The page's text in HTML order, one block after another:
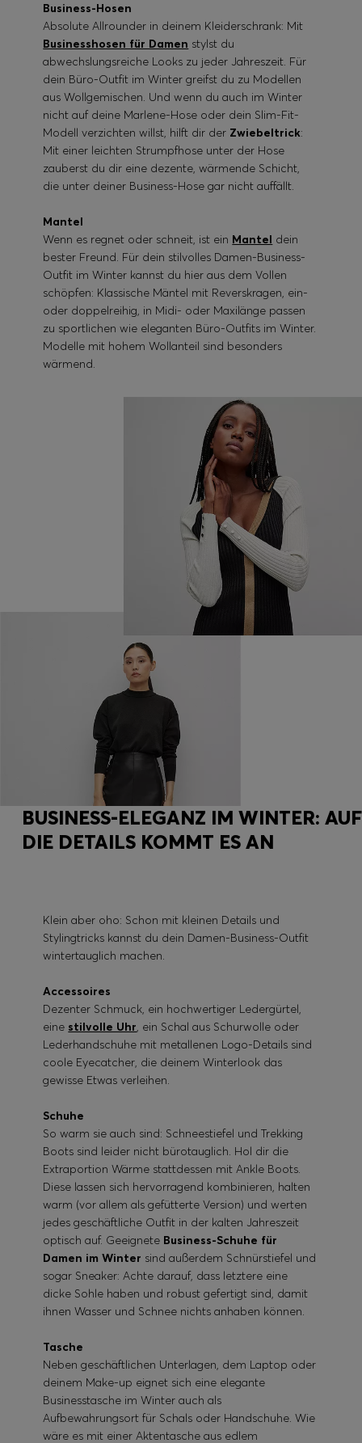
Business-Hosen
Absolute Allrounder in deinem Kleiderschrank: Mit
Businesshosen für Damen stylst du
abwechslungsreiche Looks zu jeder Jahreszeit. Für
dein Büro-Outfit im Winter greifst du zu Modellen
aus Wollgemischen. Und wenn du auch im Winter
nicht auf deine Marlene-Hose oder dein Slim-Fit-
Modell verzichten willst, hilft dir der Zwiebeltrick:
Mit einer leichten Strumpfhose unter der Hose
zauberst du dir eine dezente, wärmende Schicht,
die unter deiner Business-Hose gar nicht auffällt.
Mantel
Wenn es regnet oder schneit, ist ein Mantel dein
bester Freund. Für dein stilvolles Damen-Business-
Outfit im Winter kannst du hier aus dem Vollen
schöpfen: Klassische Mäntel mit Reverskragen, ein-
oder doppelreihig, in Midi- oder Maxilänge passen
zu sportlichen wie eleganten Büro-Outfits im Winter.
Modelle mit hohem Wollanteil sind besonders
wärmend.
BUSINESS-ELEGANZ IM WINTER: AUF
DIE DETAILS KOMMT ES AN
Klein aber oho: Schon mit kleinen Details und
Stylingtricks kannst du dein Damen-Business-Outfit
wintertauglich machen.
Accessoires
Dezenter Schmuck, ein hochwertiger Ledergürtel,
eine stilvolle Uhr, ein Schal aus Schurwolle oder
Lederhandschuhe mit metallenen Logo-Details sind
coole Eyecatcher, die deinem Winterlook das
gewisse Etwas verleihen.
Schuhe
So warm sie auch sind: Schneestiefel und Trekking
Boots sind leider nicht bürotauglich. Hol dir die
Extraportion Wärme stattdessen mit Ankle Boots.
Diese lassen sich hervorragend kombinieren, halten
warm (vor allem als gefütterte Version) und werten
jedes geschäftliche Outfit in der kalten Jahreszeit
optisch auf. Geeignete Business-Schuhe für
Damen im Winter sind außerdem Schnürstiefel und
sogar Sneaker: Achte darauf, dass letztere eine
dicke Sohle haben und robust gefertigt sind, damit
ihnen Wasser und Schnee nichts anhaben können.
Tasche
Neben geschäftlichen Unterlagen, dem Laptop oder
deinem Make-up eignet sich eine elegante
Businesstasche im Winter auch als
Aufbewahrungsort für Schals oder Handschuhe. Wie
wäre es mit einer Aktentasche aus edlem